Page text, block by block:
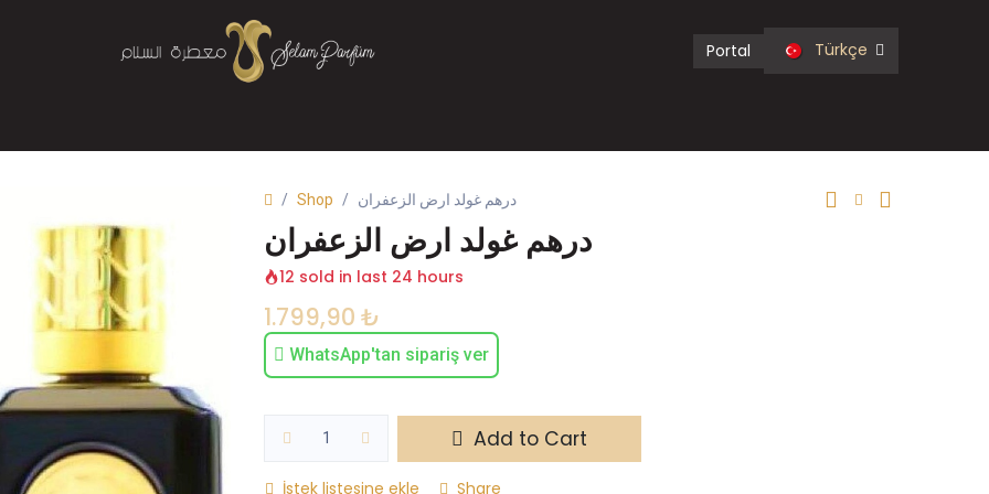
Portal Türkçe
Shop درهم غولد ارض الزعفران
درهم غولد ارض الزعفران
12 sold in last 24 hours
1.799,90 ₺
WhatsApp'tan sipariş ver
Add to Cart
İstek listesine ekle Share